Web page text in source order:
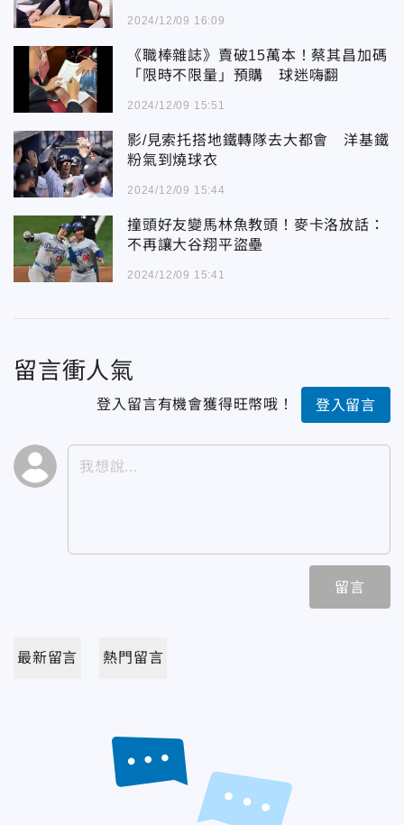
2024/12/09 16:09
《職棒雜誌》賣破15萬本！蔡其昌加碼
「限時不限量」預購 球迷嗨翻
2024/12/09 15:51
影/見索托搭地鐵轉隊去大都會 洋基鐵
粉氣到燒球衣
2024/12/09 15:44
撞頭好友變馬林魚教頭！麥卡洛放話：
不再讓大谷翔平盜壘
2024/12/09 15:41
留言衝人氣
登入留言有機會獲得旺幣哦！ 登入留言
留言
最新留言 熱門留言